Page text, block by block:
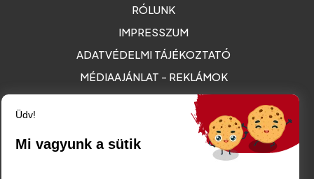
RÓLUNK
IMPRESSZUM
ADATVÉDELMI TÁJÉKOZTATÓ
MÉDIAAJÁNLAT - REKLÁMOK
Amurgului utca 2. szám, Szatmárnémeti
friss@friss.ro
Üdv!
Mi vagyunk a sütik